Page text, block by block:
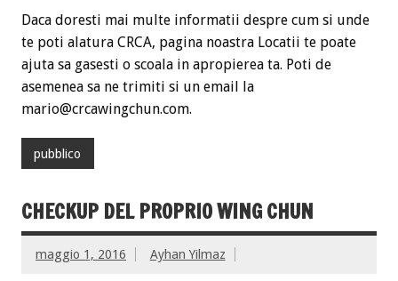
Daca doresti mai multe informatii despre cum si unde
te poti alatura CRCA, pagina noastra Locatii te poate
ajuta sa gasesti o scoala in apropierea ta. Poti de
asemenea sa ne trimiti si un email la
mario@crcawingchun.com.
pubblico
CHECKUP DEL PROPRIO WING CHUN
maggio 1, 2016 Ayhan Yilmaz